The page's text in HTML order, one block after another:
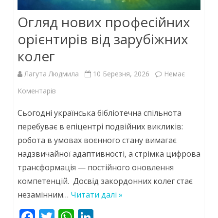
Огляд нових професійних
орієнтирів від зарубіжних
колег
Лагута Людмила 10 Березня, 2026
Немає
Коментарів
нових
професійних
орієнтирів
зарубіжних
колег
Сьогодні українська бібліотечна спільнота
перебуває в епіцентрі подвійних викликів:
робота в умовах воєнного стану вимагає
надзвичайної адаптивності, а стрімка цифрова
трансформація — постійного оновлення
компетенцій. Досвід закордонних колег стає
незамінним… Читати далі »